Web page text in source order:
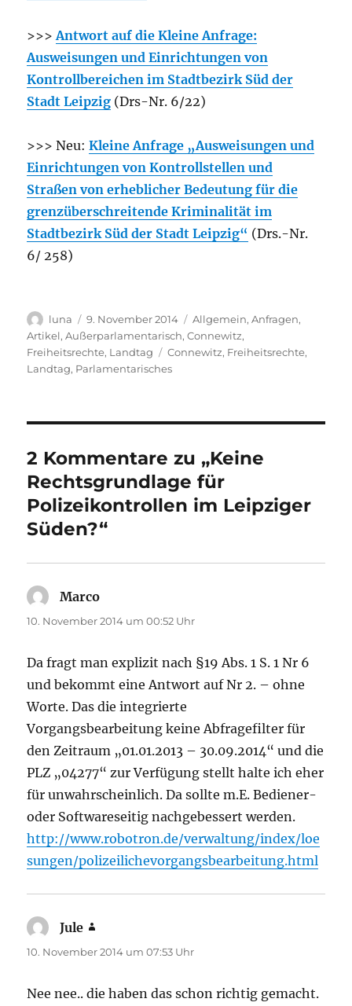
>>> Antwort auf die Kleine Anfrage:
Ausweisungen und Einrichtungen von
Kontrollbereichen im Stadtbezirk Süd der
Stadt Leipzig (Drs-Nr. 6/22)
>>> Neu: Kleine Anfrage „Ausweisungen und
Einrichtungen von Kontrollstellen und
Straßen von erheblicher Bedeutung für die
grenzüberschreitende Kriminalität im
Stadtbezirk Süd der Stadt Leipzig“ (Drs.-Nr.
6/ 258)
Autor
luna
Veröffentlicht
am
9. November 2014 Kategorien
Allgemein,Anfragen,
Artikel,Außerparlamentarisch,Connewitz,
Freiheitsrechte, Landtag Schlagwörter
Connewitz, Freiheitsrechte,
Landtag, Parlamentarisches
2 Kommentare zu „Keine
Rechtsgrundlage für
Polizeikontrollen im Leipziger
Süden?“
Marco
10. November 2014 um 00:52 Uhr
Da fragt man explizit nach §19 Abs. 1 S. 1 Nr 6
und bekommt eine Antwort auf Nr 2. – ohne
Worte. Das die integrierte
Vorgangsbearbeitung keine Abfragefilter für
den Zeitraum „01.01.2013 – 30.09.2014“ und die
PLZ „04277“ zur Verfügung stellt halte ich eher
für unwahrscheinlich. Da sollte m.E. Bediener-
oder Softwareseitig nachgebessert werden.
http://www.robotron.de/verwaltung/index/loe
sungen/polizeilichevorgangsbearbeitung.html
Jule
10. November 2014 um 07:53 Uhr
Nee nee.. die haben das schon richtig gemacht.